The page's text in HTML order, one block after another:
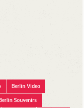
Berlin Video
Souvenirs